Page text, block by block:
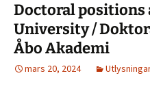
Doctoral positions
University /
Åbo Akademi
mars 20, 2024